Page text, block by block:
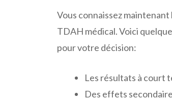
Vous connaissez
TDAH médical. Voici
pour votre décision:
Les résultats à court
Des effets